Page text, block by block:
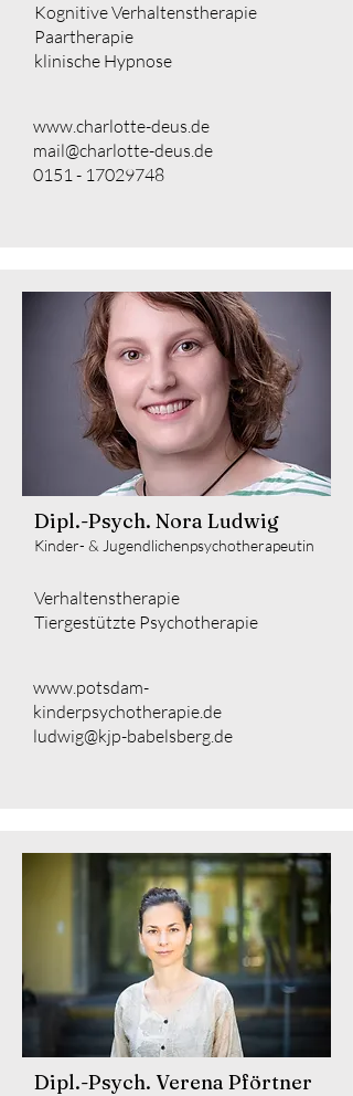
Kognitive Verhaltenstherapie
Paartherapie
klinische Hypnose
www.charlotte-deus.de
mail@charlotte-deus.de
0151 - 17029748
Dipl.-Psych. Nora Ludwig
Kinder- & Jugendlichenpsychotherapeutin
Verhaltenstherapie
Tiergestützte Psychotherapie
www.potsdam-
kinderpsychotherapie.de
ludwig@kjp-babelsberg.de
Dipl.-Psych. Verena Pförtner